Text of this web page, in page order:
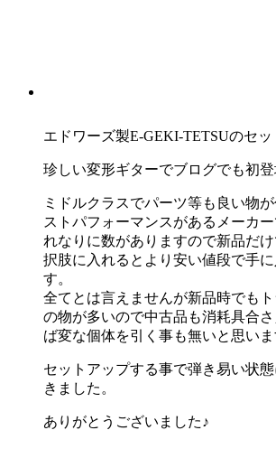
エドワーズ製E-GEKI-TETSUのセッ
珍しい変形ギターでブログでも初登
ミドルクラスでパーツ等も良い物
ストパフォーマンスがあるメーカ
れなりに数がありますので新品だ
択肢に入れるとより安い値段で手
す。
全てとは言えませんが新品時でも
の物が多いので中古品も消耗具合
ば変な個体を引く事も無いと思いま
セットアップする事で弾き易い状
きました。
ありがとうございました♪